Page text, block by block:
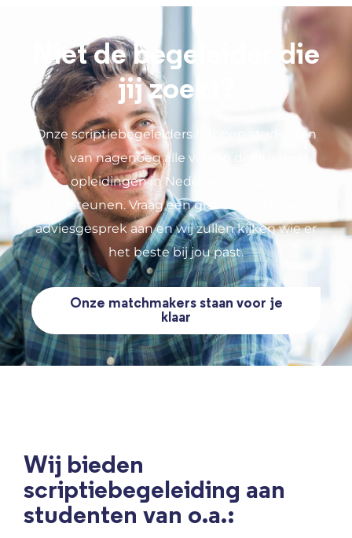
Niet de begeleider die
jij zoekt?
Onze scriptiebegeleiders hebben studenten
van nagenoeg alle vol- en deeltijd
opleidingen in Nederland mogen
ondersteunen. Vraag een gratis en vrijblijvend
adviesgesprek aan en wij zullen kijken wie er
het beste bij jou past.
Onze matchmakers staan voor je
klaar
Wij bieden
scriptiebegeleiding aan
studenten van o.a.: